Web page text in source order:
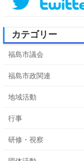
カテゴリー
福島市議会
福島市政関連
地域活動
行事
研修・視察